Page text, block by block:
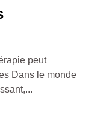
peut
Dans le monde